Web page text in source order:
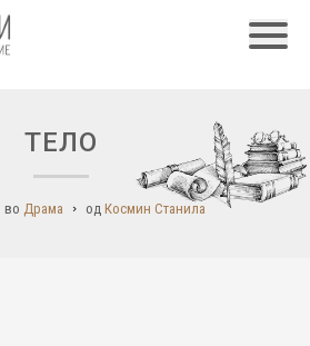
ТЕЛО
во Драма од Космин Станила